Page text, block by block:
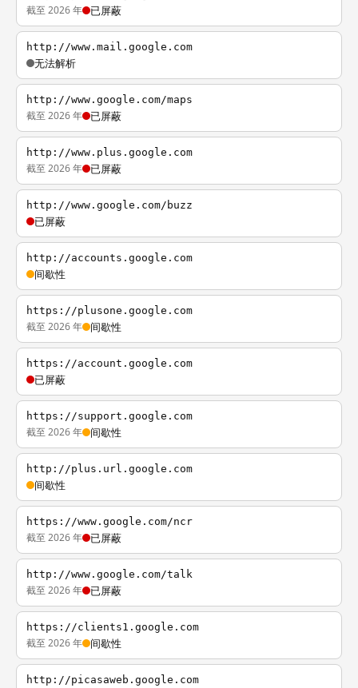
截至 2026 年 已屏蔽
http://www.mail.google.com
无法解析
http://www.google.com/maps
截至 2026 年 已屏蔽
http://www.plus.google.com
截至 2026 年 已屏蔽
http://www.google.com/buzz
已屏蔽
http://accounts.google.com
间歇性
https://plusone.google.com
截至 2026 年 间歇性
https://account.google.com
已屏蔽
https://support.google.com
截至 2026 年 间歇性
http://plus.url.google.com
间歇性
https://www.google.com/ncr
截至 2026 年 已屏蔽
http://www.google.com/talk
截至 2026 年 已屏蔽
https://clients1.google.com
截至 2026 年 间歇性
http://picasaweb.google.com